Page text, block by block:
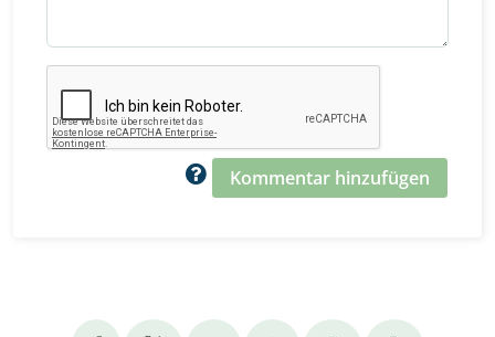
Kommentar hinzufügen